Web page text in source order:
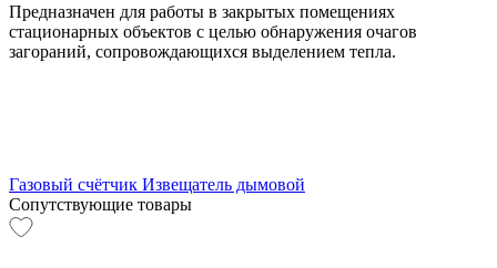
Предназначен для работы в закрытых помещениях
стационарных объектов с целью обнаружения очагов
загораний, сопровождающихся выделением тепла.
Газовый счётчик Извещатель дымовой
Сопутствующие товары